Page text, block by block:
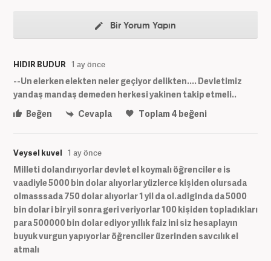
Bir Yorum Yapın
HIDIR BUDUR 1 ay önce
--Un elerken elekten neler geçiyor delikten.... Devletimiz
yandaş mandaş demeden herkesi yakinen takip etmeli..
Beğen
Cevapla Toplam4 beğeni
Veysel kuvel 1 ay önce
Milleti dolandırıyorlar devlet el koymalı öğrenciler e is
vaadiyle 5000 bin dolar alıyorlar yüzlerce kişiden olursada
olmasssada 750 dolar alıyorlar 1 yil da ol.adiginda da 5000
bin dolar i bir yil sonra geri veriyorlar 100 kişiden topladıkları
para 500000 bin dolar ediyor yıllık faiz ini siz hesaplayın
buyuk vurgun yapıyorlar öğrenciler üzerinden savcılık el
atmalı